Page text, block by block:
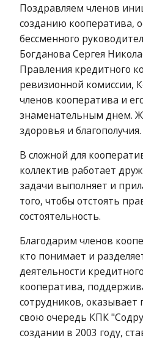
Поздравляем членов
созданию кооператива,
бессменного
Богданова Сергея
Правления кредитного
ревизионной комиссии,
членов кооператива и
знаменательным днем.
здоровья и благополучия.
В сложной для
коллектив работает
задачи выполняет и
того, чтобы отстоять
состоятельность.
Благодарим членов
кто понимает и
деятельности
кооператива,
сотрудников,
свою очередь КПК
создании в 2003 году,